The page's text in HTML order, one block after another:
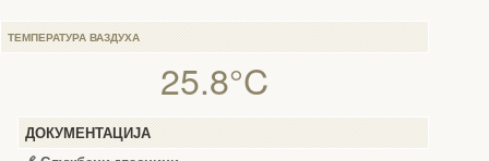
ТЕМПЕРАТУРА ВАЗДУХА
25.8°C
ДОКУМЕНТАЦИЈА